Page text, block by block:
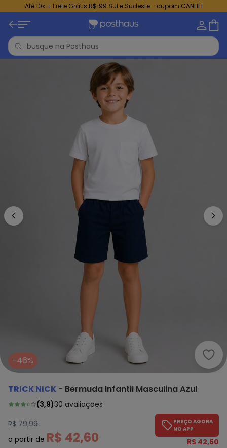
Até 10x + Frete Grátis R$199 Sul e Sudeste - cupom GANHEI
-46%
TRICK NICK - Bermuda Infantil Masculina Azul
(3,9)30 avaliações
R$ 79,99
a partir de R$ 42,60
PREÇO AGORA
NO APP
R$ 42,60